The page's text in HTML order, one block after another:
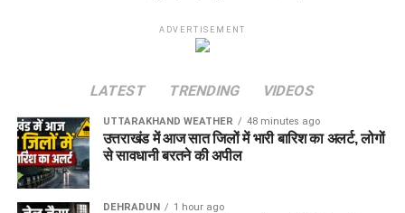
ADVERTISEMENT
LATEST TRENDING VIDEOS
UTTARAKHAND WEATHER 48 minutes ago
उत्तराखंड में आज सात जिलों में भारी बारिश का अलर्ट, लोगों
से सावधानी बरतने की अपील
DEHRADUN 1 hour ago